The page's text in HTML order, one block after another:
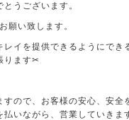
うございます。
願い致します。
レイを提供できるようにでき
ります✂︎
すので、お客様の安心、安全
払いながら、営業していきま